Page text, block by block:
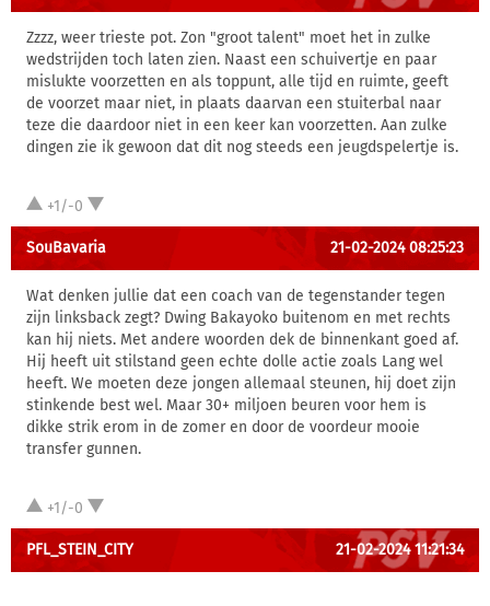
Zzzz, weer trieste pot. Zon "groot talent" moet het in zulke
wedstrijden toch laten zien. Naast een schuivertje en paar
mislukte voorzetten en als toppunt, alle tijd en ruimte, geeft
de voorzet maar niet, in plaats daarvan een stuiterbal naar
teze die daardoor niet in een keer kan voorzetten. Aan zulke
dingen zie ik gewoon dat dit nog steeds een jeugdspelertje is.
+1/-0
SouBavaria 21-02-2024 08:25:23
Wat denken jullie dat een coach van de tegenstander tegen
zijn linksback zegt? Dwing Bakayoko buitenom en met rechts
kan hij niets. Met andere woorden dek de binnenkant goed af.
Hij heeft uit stilstand geen echte dolle actie zoals Lang wel
heeft. We moeten deze jongen allemaal steunen, hij doet zijn
stinkende best wel. Maar 30+ miljoen beuren voor hem is
dikke strik erom in de zomer en door de voordeur mooie
transfer gunnen.
+1/-0
PFL_STEIN_CITY 21-02-2024 11:21:34